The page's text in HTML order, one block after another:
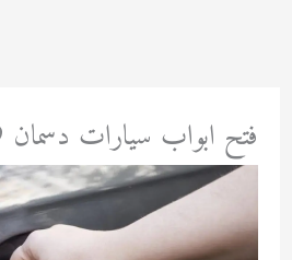
فتح ابواب سيارات دسمان 92295349